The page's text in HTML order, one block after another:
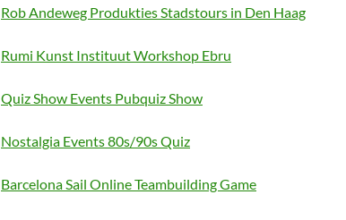
Rob Andeweg Produkties Stadstours in Den Haag
Rumi Kunst Instituut Workshop Ebru
Quiz Show Events Pubquiz Show
Nostalgia Events 80s/90s Quiz
Barcelona Sail Online Teambuilding Game